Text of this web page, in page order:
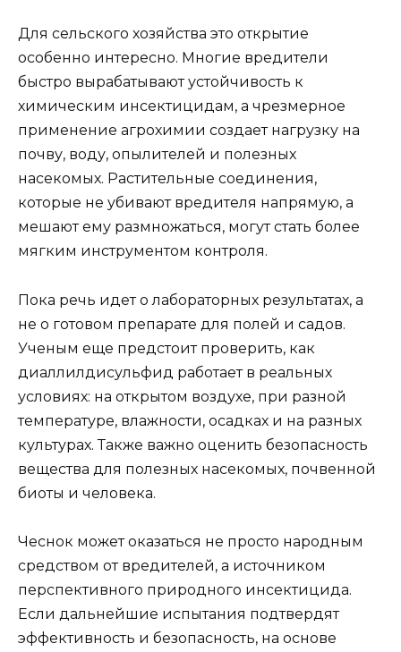
Для сельского хозяйства это открытие
особенно интересно. Многие вредители
быстро вырабатывают устойчивость к
химическим инсектицидам, а чрезмерное
применение агрохимии создает нагрузку на
почву, воду, опылителей и полезных
насекомых. Растительные соединения,
которые не убивают вредителя напрямую, а
мешают ему размножаться, могут стать более
мягким инструментом контроля.
Пока речь идет о лабораторных результатах, а
не о готовом препарате для полей и садов.
Ученым еще предстоит проверить, как
диаллилдисульфид работает в реальных
условиях: на открытом воздухе, при разной
температуре, влажности, осадках и на разных
культурах. Также важно оценить безопасность
вещества для полезных насекомых, почвенной
биоты и человека.
Чеснок может оказаться не просто народным
средством от вредителей, а источником
перспективного природного инсектицида.
Если дальнейшие испытания подтвердят
эффективность и безопасность, на основе